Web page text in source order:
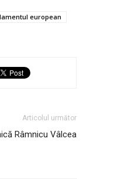
european
Articolul următor
Râmnicu Vâlcea